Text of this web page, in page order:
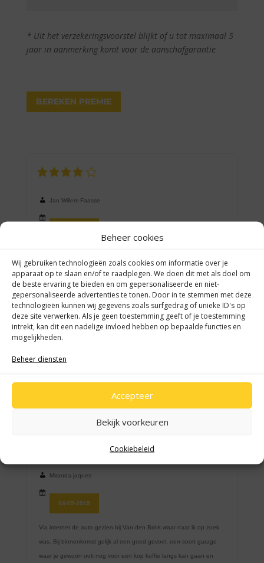
Beheer cookies
Wij gebruiken technologieën zoals cookies om informatie over je
apparaat op te slaan en/of te raadplegen. We doen dit met als doel om
de beste ervaring te bieden en om gepersonaliseerde en niet-
gepersonaliseerde advertenties te tonen. Door in te stemmen met deze
technologieën kunnen wij gegevens zoals surfgedrag of unieke ID's op
deze site verwerken. Als je geen toestemming geeft of je toestemming
intrekt, kan dit een nadelige invloed hebben op bepaalde functies en
mogelijkheden.
Beheer diensten
Accepteer
Bekijk voorkeuren
Cookiebeleid
* Uit het verzekeringsvoorstel blijkt of u tot maximaal 5
jaar in aanmerking komt voor de aanschafgarantie
BEREKEN PREMIE
Jan Willem Faasse
prettig bedrijf gebleken. Reden om twee jaar gelden de auto te
ruilen voor een jonger exemplaar. Ook hierbij bleek deze
garagehouder en zijn personeel goed met ons mee te denken. Ook
het wisselen van de banden verloopt boven verwachting. Kortom,
een bedrijf dat ik graag aanbeveel.
Miranda jaques
04-05-2015
Via internet de auto gezien bij Van den Brink waar naar ik op zoek
was. Bij binnenkomst gelijk al een goed gevoel, een soort garage
waar je gewoon ook nog voor een kop koffie langs kan gaan en